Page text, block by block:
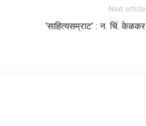
Next article
‘साहित्यसम्राट’ : न. चिं. केळकर